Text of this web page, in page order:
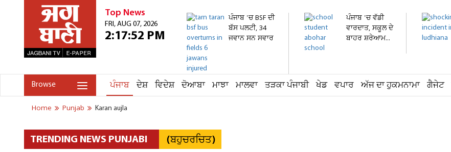
Top News
FRI, AUG 07, 2026
2:17:52 PM
ਪੰਜਾਬ 'ਚ BSF ਦੀ
ਬੱਸ ਪਲਟੀ, 34
ਜਵਾਨ ਸਨ ਸਵਾਰ
ਪੰਜਾਬ 'ਚ ਵੱਡੀ
ਵਾਰਦਾਤ, ਸਕੂਲ ਦੇ
ਬਾਹਰ ਸ਼ਰੇਆਮ...
Browse ਪੰਜਾਬ ਦੇਸ਼ ਵਿਦੇਸ਼ ਦੋਆਬਾ ਮਾਝਾ ਮਾਲਵਾ ਤੜਕਾ ਪੰਜਾਬੀ ਖੇਡ ਵਪਾਰ ਅੱਜ ਦਾ ਹੁਕਮਨਾਮਾ ਗੈਜੇਟ
Home Punjab Karan aujla
TRENDING NEWS PUNJABI (ਬਹੁਚਰਚਿਤ)